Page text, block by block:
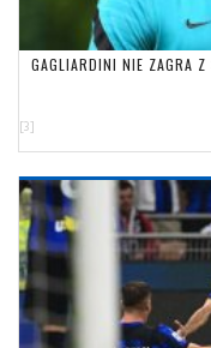
GAGLIARDINI NIE ZAGRA Z
[3]